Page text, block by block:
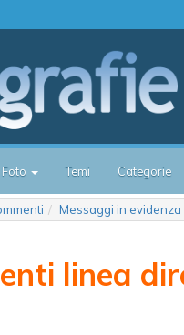
Foto Temi Categorie
Messaggi in evidenza
linea